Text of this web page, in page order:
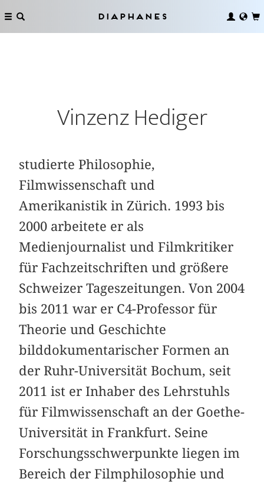
Diaphanes
Vinzenz Hediger
studierte Philosophie,
Filmwissenschaft und
Amerikanistik in Zürich. 1993 bis
2000 arbeitete er als
Medienjournalist und Filmkritiker
für Fachzeitschriften und größere
Schweizer Tageszeitungen. Von 2004
bis 2011 war er C4-Professor für
Theorie und Geschichte
bilddokumentarischer Formen an
der Ruhr-Universität Bochum, seit
2011 ist er Inhaber des Lehrstuhls
für Filmwissenschaft an der Goethe-
Universität in Frankfurt. Seine
Forschungsschwerpunkte liegen im
Bereich der Filmphilosophie und